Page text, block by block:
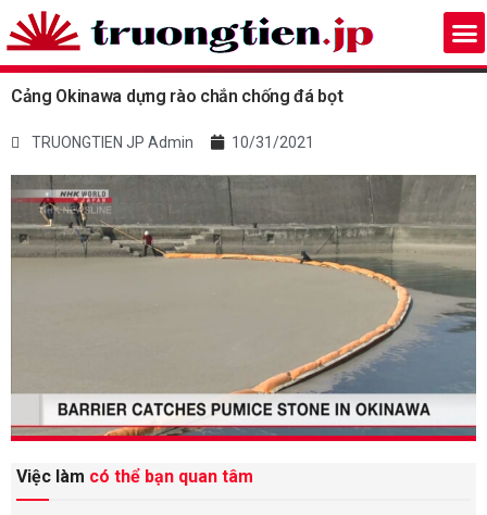
Cảng Okinawa dựng rào chắn chống đá bọt
TRUONGTIEN JP Admin 10/31/2021
Việc làm có thể bạn quan tâm